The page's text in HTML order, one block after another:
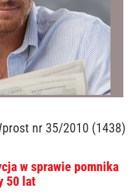
nr 35/2010 (1438)
w sprawie pomnika
50 lat